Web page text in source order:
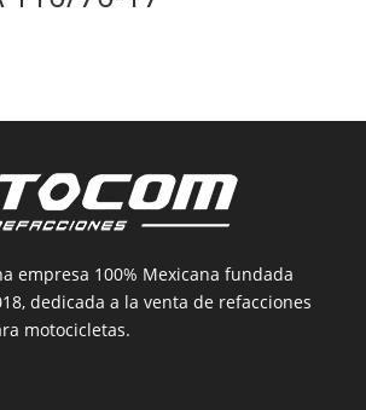
empresa 100% Mexicana fundada
dedicada a la venta de refacciones
motocicletas.